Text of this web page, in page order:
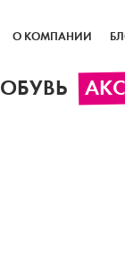
О КОМПАНИИ
ОБУВЬ